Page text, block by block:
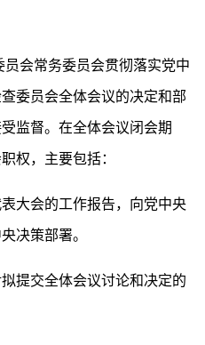
员会常务委员会贯彻落实党中
委员会全体会议的决定和部
监督。在全体会议闭会期
权，主要包括：
会的工作报告，向党中央
决策部署。
交全体会议讨论和决定的